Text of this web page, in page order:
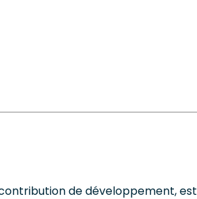
de développement, est